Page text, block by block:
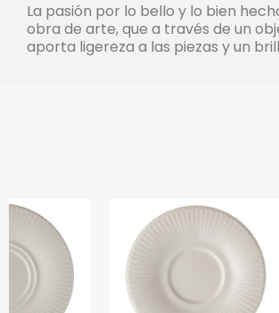
La pasión por lo bello y lo bien
obra de arte, que a través de un
aporta ligereza a las piezas y un